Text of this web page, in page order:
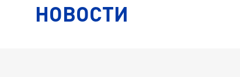
НОВОСТИ